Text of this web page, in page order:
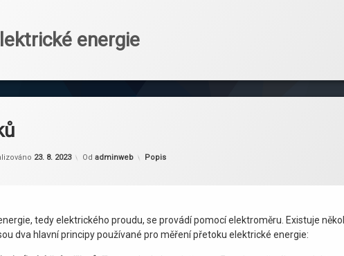
energie
23. 8. 2023 Od adminweb Kategorie:
Popis
tedy elektrického proudu, se provádí pomocí elektroměru. Existuje
dva hlavní principy používané pro měření přetoku elektrické energie: